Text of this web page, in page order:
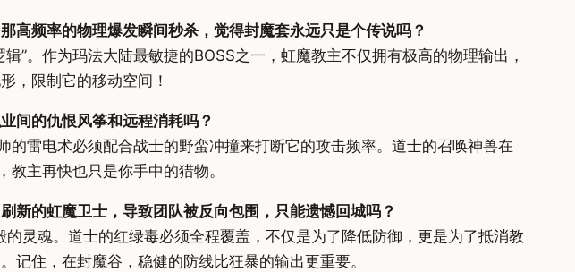
高频率的物理爆发瞬间秒杀，觉得封魔套永远只是个传说吗？
”。作为玛法大陆最敏捷的BOSS之一，虹魔教主不仅拥有极高的物理输出，
，限制它的移动空间！
间的仇恨风筝和远程消耗吗？
雷电术必须配合战士的野蛮冲撞来打断它的攻击频率。道士的召唤神兽在
主再快也只是你手中的猎物。
新的虹魔卫士，导致团队被反向包围，只能遗憾回城吗？
灵魂。道士的红绿毒必须全程覆盖，不仅是为了降低防御，更是为了抵消教
住，在封魔谷，稳健的防线比狂暴的输出更重要。